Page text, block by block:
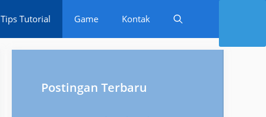
Tips Tutorial Game Kontak
Postingan Terbaru